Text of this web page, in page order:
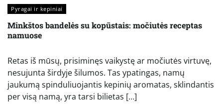
Pyragai ir kepiniai
Minkštos bandelės su kopūstais: močiutės receptas
namuose
Retas iš mūsų, prisiminęs vaikystę ar močiutės virtuvę,
nesujunta širdyje šilumos. Tas ypatingas, namų
jaukumą spinduliuojantis kepinių aromatas, sklindantis
per visą namą, yra tarsi bilietas […]